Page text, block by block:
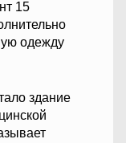
15
одежду
здание